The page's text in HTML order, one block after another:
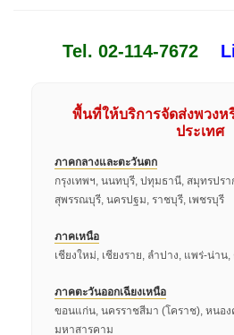
Tel. 02-114-7672
พื้นที่ให้บริการจัดส่งพวง
ประเทศ
ภาคกลางและตะวันตก
กรุงเทพฯ, นนทบุรี, ปทุมธานี, สมุทรปรา
สุพรรณบุรี, นครปฐม, ราชบุรี, เพชรบุรี
ภาคเหนือ
เชียงใหม่, เชียงราย, ลำปาง, แพร่-น่าน
ภาคตะวันออกเฉียงเหนือ
ขอนแก่น, นครราชสีมา (โคราช), หนอง
มหาสารคาม